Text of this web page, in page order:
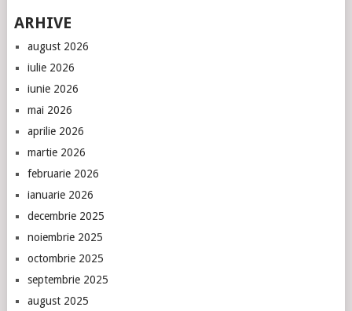
ARHIVE
august 2026
iulie 2026
iunie 2026
mai 2026
aprilie 2026
martie 2026
februarie 2026
ianuarie 2026
decembrie 2025
noiembrie 2025
octombrie 2025
septembrie 2025
august 2025